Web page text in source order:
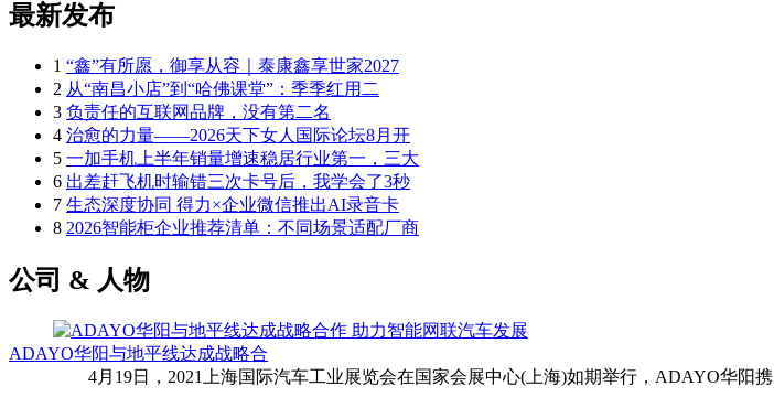
最新发布
1 “鑫”有所愿，御享从容｜泰康鑫享世家2027
2 从“南昌小店”到“哈佛课堂”：季季红用二
3 负责任的互联网品牌，没有第二名
4 治愈的力量——2026天下女人国际论坛8月开
5 一加手机上半年销量增速稳居行业第一，三大
6 出差赶飞机时输错三次卡号后，我学会了3秒
7 生态深度协同 得力×企业微信推出AI录音卡
8 2026智能柜企业推荐清单：不同场景适配厂商
公司 & 人物
ADAYO华阳与地平线达成战略合
4月19日，2021上海国际汽车工业展览会在国家会展中心(上海)如期举行，ADAYO华阳携